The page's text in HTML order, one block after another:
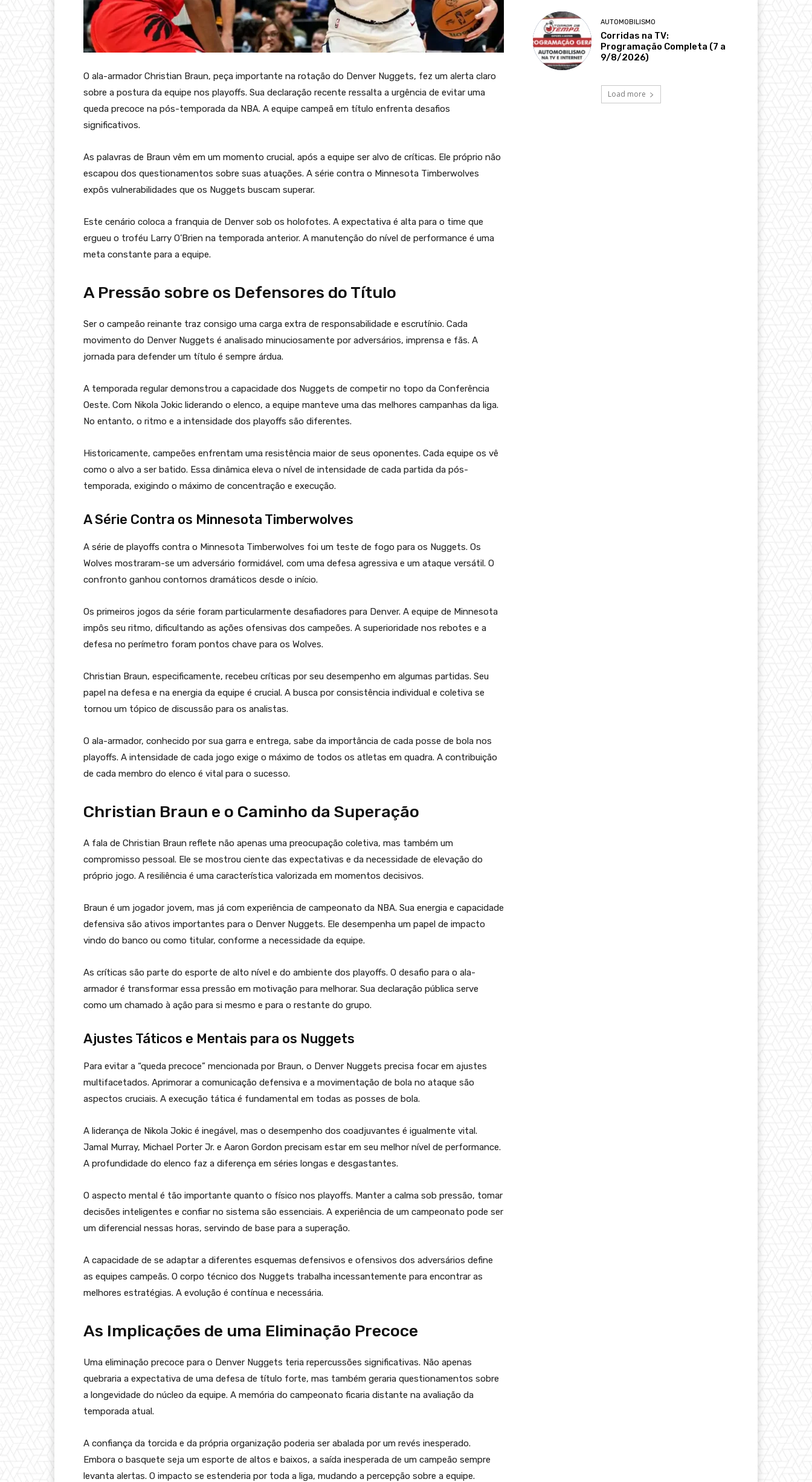
O ala-armador Christian Braun, peça importante na rotação do Denver Nuggets, fez um alerta claro
sobre a postura da equipe nos playoffs. Sua declaração recente ressalta a urgência de evitar uma
queda precoce na pós-temporada da NBA. A equipe campeã em título enfrenta desafios
significativos.
As palavras de Braun vêm em um momento crucial, após a equipe ser alvo de críticas. Ele próprio não
escapou dos questionamentos sobre suas atuações. A série contra o Minnesota Timberwolves
expôs vulnerabilidades que os Nuggets buscam superar.
Este cenário coloca a franquia de Denver sob os holofotes. A expectativa é alta para o time que
ergueu o troféu Larry O’Brien na temporada anterior. A manutenção do nível de performance é uma
meta constante para a equipe.
A Pressão sobre os Defensores do Título
Ser o campeão reinante traz consigo uma carga extra de responsabilidade e escrutínio. Cada
movimento do Denver Nuggets é analisado minuciosamente por adversários, imprensa e fãs. A
jornada para defender um título é sempre árdua.
A temporada regular demonstrou a capacidade dos Nuggets de competir no topo da Conferência
Oeste. Com Nikola Jokic liderando o elenco, a equipe manteve uma das melhores campanhas da liga.
No entanto, o ritmo e a intensidade dos playoffs são diferentes.
Historicamente, campeões enfrentam uma resistência maior de seus oponentes. Cada equipe os vê
como o alvo a ser batido. Essa dinâmica eleva o nível de intensidade de cada partida da pós-
temporada, exigindo o máximo de concentração e execução.
A Série Contra os Minnesota Timberwolves
A série de playoffs contra o Minnesota Timberwolves foi um teste de fogo para os Nuggets. Os
Wolves mostraram-se um adversário formidável, com uma defesa agressiva e um ataque versátil. O
confronto ganhou contornos dramáticos desde o início.
Os primeiros jogos da série foram particularmente desafiadores para Denver. A equipe de Minnesota
impôs seu ritmo, dificultando as ações ofensivas dos campeões. A superioridade nos rebotes e a
defesa no perímetro foram pontos chave para os Wolves.
Christian Braun, especificamente, recebeu críticas por seu desempenho em algumas partidas. Seu
papel na defesa e na energia da equipe é crucial. A busca por consistência individual e coletiva se
tornou um tópico de discussão para os analistas.
O ala-armador, conhecido por sua garra e entrega, sabe da importância de cada posse de bola nos
playoffs. A intensidade de cada jogo exige o máximo de todos os atletas em quadra. A contribuição
de cada membro do elenco é vital para o sucesso.
Christian Braun e o Caminho da Superação
A fala de Christian Braun reflete não apenas uma preocupação coletiva, mas também um
compromisso pessoal. Ele se mostrou ciente das expectativas e da necessidade de elevação do
próprio jogo. A resiliência é uma característica valorizada em momentos decisivos.
Braun é um jogador jovem, mas já com experiência de campeonato da NBA. Sua energia e capacidade
defensiva são ativos importantes para o Denver Nuggets. Ele desempenha um papel de impacto
vindo do banco ou como titular, conforme a necessidade da equipe.
As críticas são parte do esporte de alto nível e do ambiente dos playoffs. O desafio para o ala-
armador é transformar essa pressão em motivação para melhorar. Sua declaração pública serve
como um chamado à ação para si mesmo e para o restante do grupo.
Ajustes Táticos e Mentais para os Nuggets
Para evitar a “queda precoce” mencionada por Braun, o Denver Nuggets precisa focar em ajustes
multifacetados. Aprimorar a comunicação defensiva e a movimentação de bola no ataque são
aspectos cruciais. A execução tática é fundamental em todas as posses de bola.
A liderança de Nikola Jokic é inegável, mas o desempenho dos coadjuvantes é igualmente vital.
Jamal Murray, Michael Porter Jr. e Aaron Gordon precisam estar em seu melhor nível de performance.
A profundidade do elenco faz a diferença em séries longas e desgastantes.
O aspecto mental é tão importante quanto o físico nos playoffs. Manter a calma sob pressão, tomar
decisões inteligentes e confiar no sistema são essenciais. A experiência de um campeonato pode ser
um diferencial nessas horas, servindo de base para a superação.
A capacidade de se adaptar a diferentes esquemas defensivos e ofensivos dos adversários define
as equipes campeãs. O corpo técnico dos Nuggets trabalha incessantemente para encontrar as
melhores estratégias. A evolução é contínua e necessária.
As Implicações de uma Eliminação Precoce
Uma eliminação precoce para o Denver Nuggets teria repercussões significativas. Não apenas
quebraria a expectativa de uma defesa de título forte, mas também geraria questionamentos sobre
a longevidade do núcleo da equipe. A memória do campeonato ficaria distante na avaliação da
temporada atual.
A confiança da torcida e da própria organização poderia ser abalada por um revés inesperado.
Embora o basquete seja um esporte de altos e baixos, a saída inesperada de um campeão sempre
levanta alertas. O impacto se estenderia por toda a liga, mudando a percepção sobre a equipe.
AUTOMOBILISMO
Corridas na TV:
Programação Completa (7 a
9/8/2026)
Load more